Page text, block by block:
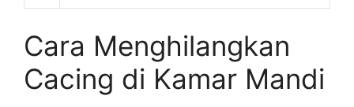
Cara Menghilangkan
Cacing di Kamar Mandi